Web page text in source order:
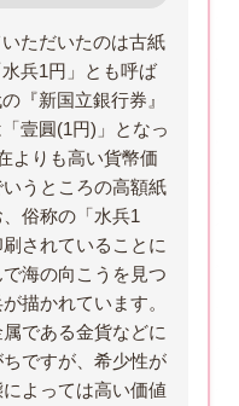
ただいたのは古紙
兵1円」とも呼ば
『新国立銀行券』
壹圓(1円)」となっ
よりも高い貨幣価
うところの高額紙
俗称の「水兵1
されていることに
海の向こうを見つ
描かれています。
である金貨などに
ですが、希少性が
よっては高い価値